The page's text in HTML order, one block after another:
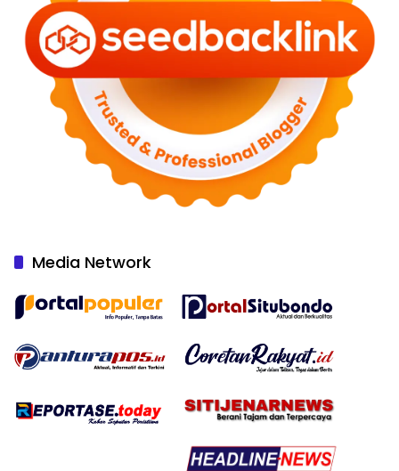
Media Network